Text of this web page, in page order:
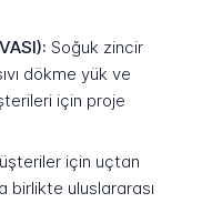
Soğuk zincir
dökme yük ve
için proje
için uçtan
birlikte uluslararası